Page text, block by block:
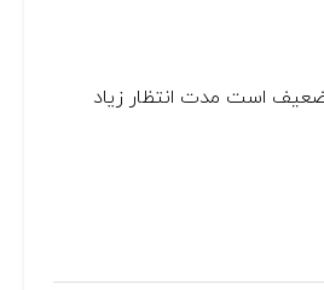
است مدت انتظار زیاد